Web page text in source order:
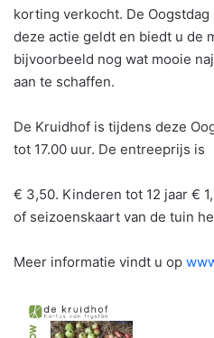
korting verkocht. De
deze actie geldt en biedt u de
bijvoorbeeld nog wat mooie
aan te schaffen.
De Kruidhof is tijdens deze
tot 17.00 uur. De entreeprijs is
€ 3,50. Kinderen tot 12 jaar €
of seizoenskaart van de tuin
Meer informatie vindt u op